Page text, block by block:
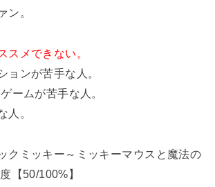
ン。
スメできない。
ョンが苦手な人。
ームが苦手な人。
人。
クミッキー～ミッキーマウスと魔法の
【50/100%】